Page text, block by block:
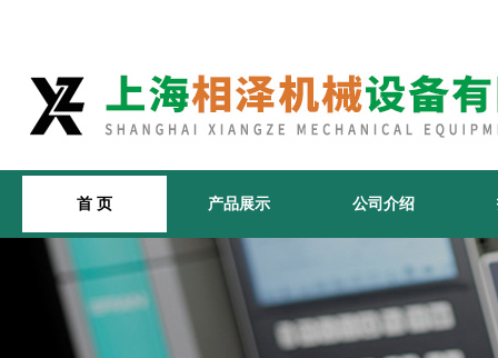
首 页 产品展示 公司介绍